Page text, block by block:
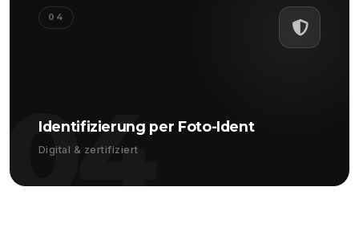
04
04
Identifizierung per Foto-Ident
Digital & zertifiziert